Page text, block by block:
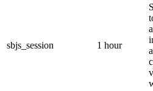
sbjs_session 1 hour